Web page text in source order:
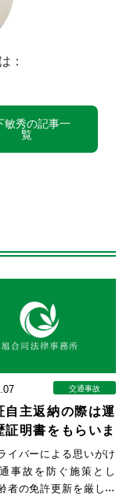
：
敏秀の記事一
覧
交通事故
自主返納の際は運
証明書をもらいま
イバーによる思いがけ
事故を防ぐ施策とし
者の免許更新を厳しく